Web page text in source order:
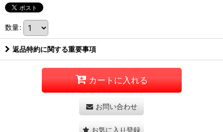
数量:
返品特約に関する重要事項
カートに入れる
お問い合わせ
お気に入り登録